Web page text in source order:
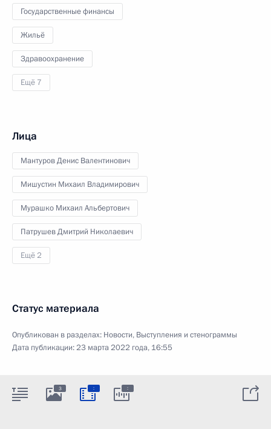
Государственные финансы
Жильё
Здравоохранение
Ещё 7
Лица
Мантуров Денис Валентинович
Мишустин Михаил Владимирович
Мурашко Михаил Альбертович
Патрушев Дмитрий Николаевич
Ещё 2
Статус материала
Опубликован в разделах: Новости, Выступления и стенограммы
Дата публикации:23 марта 2022 года, 16:55
3 : :